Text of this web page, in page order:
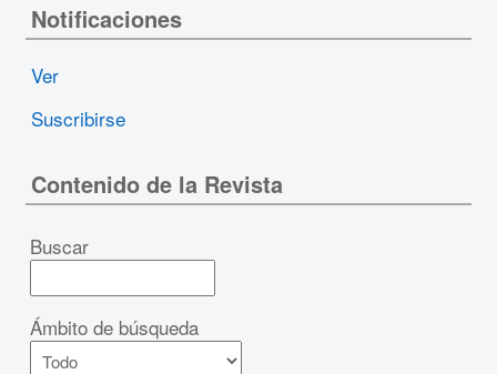
Notificaciones
Ver
Suscribirse
Contenido de la Revista
Buscar
Ámbito de búsqueda